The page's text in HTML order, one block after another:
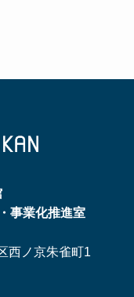
事業化推進室
西ノ京朱雀町1